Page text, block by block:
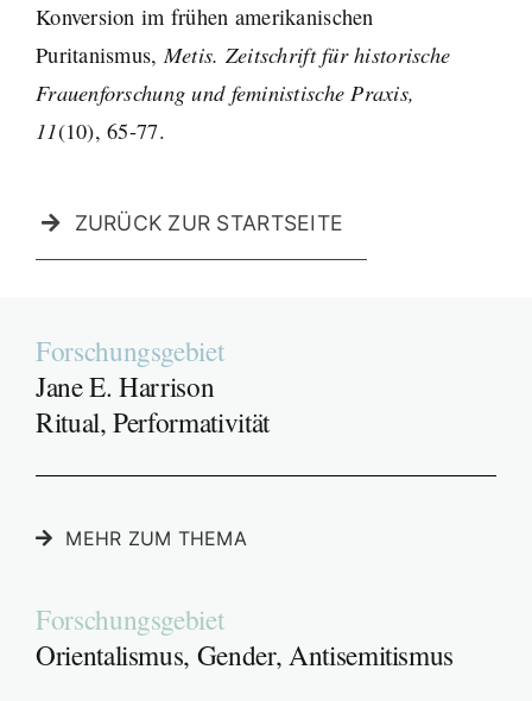
Konversion im frühen amerikanischen
Puritanismus,Metis. Zeitschrift für historische
Frauenforschung und feministische Praxis,
11(10), 65-77.
ZURÜCK ZUR STARTSEITE
Forschungsgebiet
Jane E. Harrison
Ritual, Performativität
MEHR ZUM THEMA
Forschungsgebiet
Orientalismus, Gender, Antisemitismus